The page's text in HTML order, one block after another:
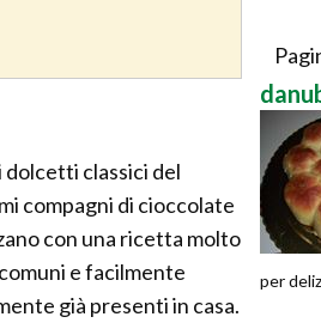
classici del
compagni di cioccolate
con una ricetta molto
e facilmente
già presenti in casa.
per